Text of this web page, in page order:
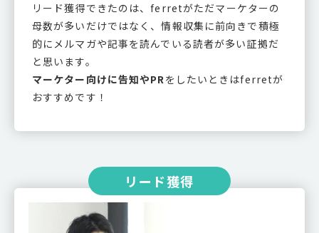
リード獲得できたのは、ferretがただマーケターの
母数が多いだけではなく、情報収集に前向きで積極
的にメルマガや記事を読んでいる読者が多い証拠だ
と思います。
マーケター向けに告知やPRをしたいときはferretが
おすすめです！
リード獲得